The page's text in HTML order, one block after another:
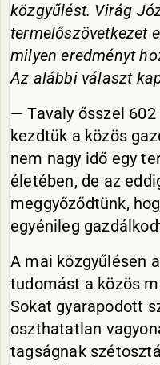
közgyűlést. Virág
termelőszövetkezet
milyen eredményt
Az alábbi választ
— Tavaly ősszel
kezdtük a közös
nem nagy idő egy
életében, de az
meggyőződtünk,
egyénileg
A mai közgyűlésen
tudomást a közös
Sokat gyarapodott
oszthatatlan
tagságnak